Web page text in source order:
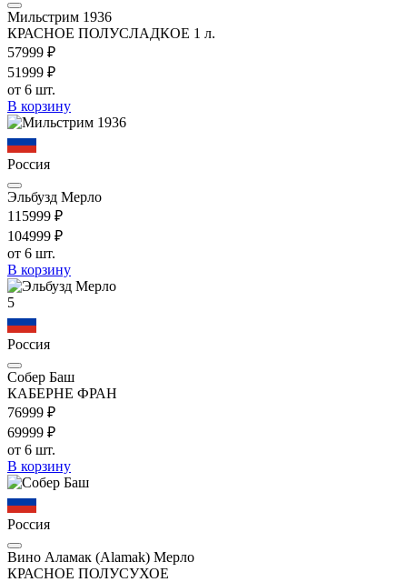
Мильстрим 1936
КРАСНОЕ ПОЛУСЛАДКОЕ 1 л.
57999 ₽
51999 ₽
от 6 шт.
В корзину
Россия
Эльбузд Мерло
115999 ₽
104999 ₽
от 6 шт.
В корзину
5
Россия
Собер Баш
КАБЕРНЕ ФРАН
76999 ₽
69999 ₽
от 6 шт.
В корзину
Россия
Вино Аламак (Alamak) Мерло
КРАСНОЕ ПОЛУСУХОЕ